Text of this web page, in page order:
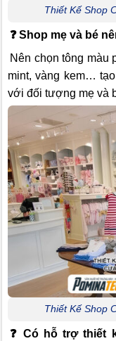
Thiết Kế Shop
❓Shop mẹ và bé
Nên chọn tông màu
mint, vàng kem…
với đối tượng mẹ và
Thiết Kế Shop
❓Có hỗ trợ thiết